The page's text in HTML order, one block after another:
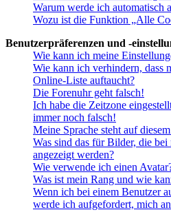
Warum werde ich automatisch
Wozu ist die Funktion „Alle
Benutzerpräferenzen und -
Wie kann ich meine
Wie kann ich verhindern, dass
Online-Liste auftaucht?
Die Forenuhr geht falsch!
Ich habe die Zeitzone
immer noch falsch!
Meine Sprache steht auf
Was sind das für Bilder, die bei
angezeigt werden?
Wie verwende ich einen
Was ist mein Rang und wie
Wenn ich bei einem Benutzer
werde ich aufgefordert, mich